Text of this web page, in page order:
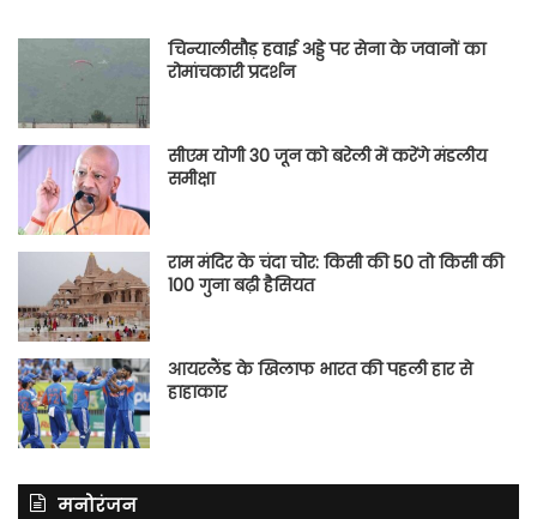
चिन्यालीसौड़ हवाई अड्डे पर सेना के जवानों का
रोमांचकारी प्रदर्शन
सीएम योगी 30 जून को बरेली में करेंगे मंडलीय
समीक्षा
राम मंदिर के चंदा चोर: किसी की 50 तो किसी की
100 गुना बढ़ी हैसियत
आयरलैंड के खिलाफ भारत की पहली हार से
हाहाकार
मनोरंजन